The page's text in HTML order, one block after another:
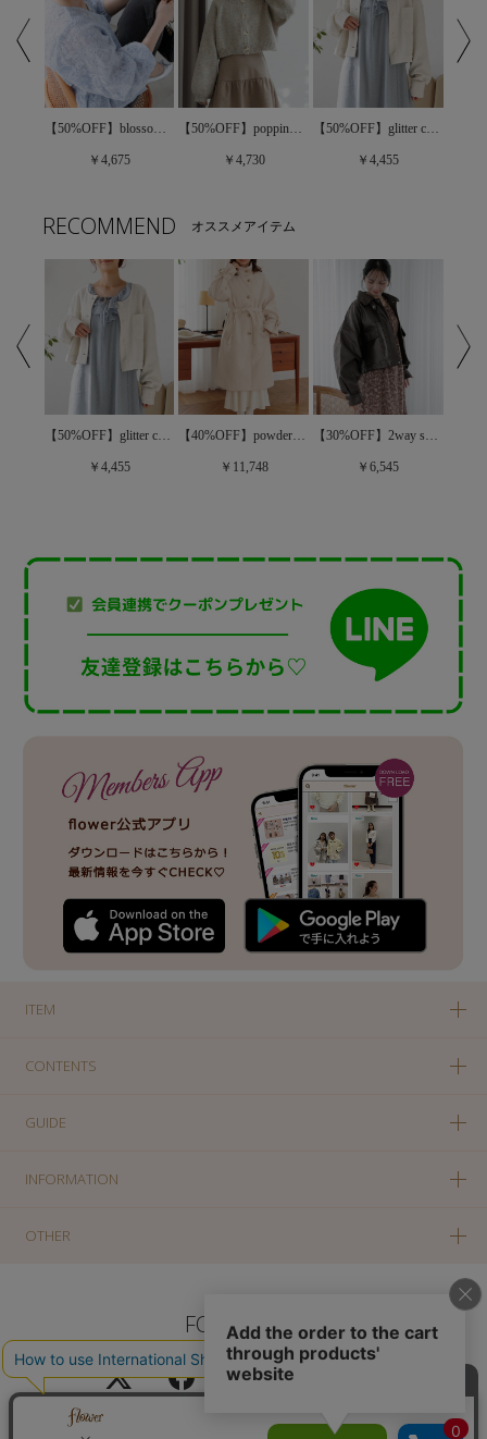
【50%OFF】blossom sheer top～ﾌﾞﾛｯｻﾑｼｱｰﾄｯﾌﾟ
￥4,675
【50%OFF】popping fancy knit～ﾎﾟｯﾋﾟﾝｸﾞﾌｧﾝｼｰﾆｯﾄ
￥4,730
【50%OFF】glitter corduroy jacket～ｸﾞﾘｯﾀｰｺｰﾃﾞｭﾛｲｼﾞｬｹｯﾄ
￥4,455
RECOMMEND オススメアイテム
【50%OFF】glitter corduroy jacket～ｸﾞﾘｯﾀｰｺｰﾃﾞｭﾛｲｼﾞｬｹｯﾄ
￥4,455
【40%OFF】powdery long coat～ﾊﾟｳﾀﾞﾘｰﾛﾝｸﾞｺｰﾄ
￥11,748
【30%OFF】2way short blouson～ﾂｰｳｪｲｼｮｰﾄﾌﾞﾙｿﾞﾝ
￥6,545
ITEM
CONTENTS
GUIDE
INFORMATION
OTHER
FOLLOW US